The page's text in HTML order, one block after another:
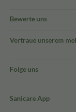
Bewerte uns
Vertraue unserem
Folge uns
Sanicare App